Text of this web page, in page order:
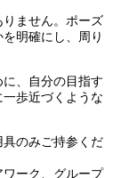
ません。ポーズ
明確にし、周り
、自分の目指す
歩近づくような
のみご持参くだ
ーク、グループ